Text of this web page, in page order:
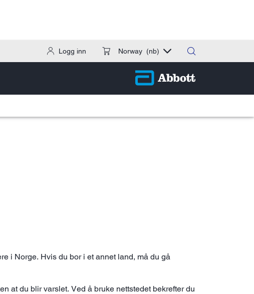
Logg inn Norway (nb)
i Norge. Hvis du bor i et annet land, må du gå
at du blir varslet. Ved å bruke nettstedet bekrefter du